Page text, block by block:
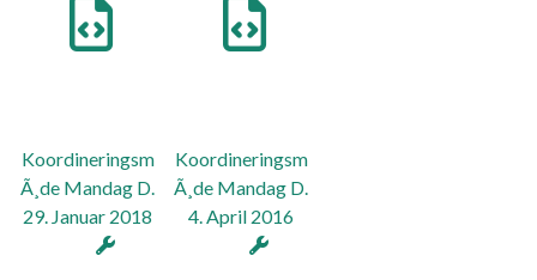
Koordineringsm
Ã¸de Mandag D.
29. Januar 2018
Koordineringsm
Ã¸de Mandag D.
4. April 2016